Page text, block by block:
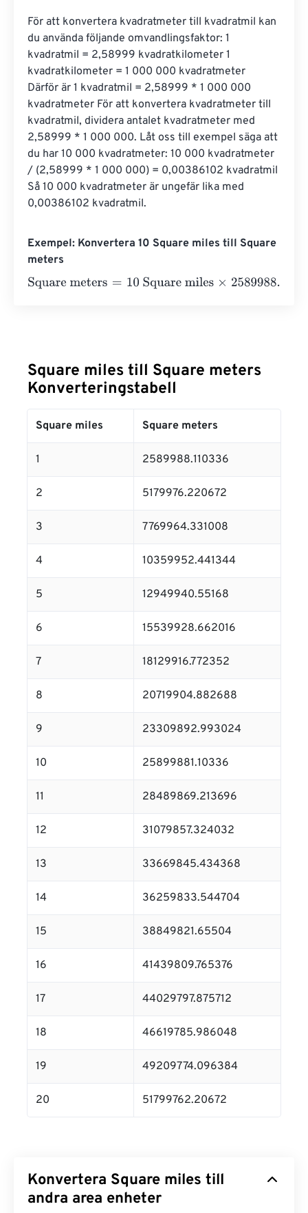
För att konvertera kvadratmeter till kvadratmil kan
du använda följande omvandlingsfaktor: 1
kvadratmil = 2,58999 kvadratkilometer 1
kvadratkilometer = 1 000 000 kvadratmeter
Därför är 1 kvadratmil = 2,58999 * 1 000 000
kvadratmeter För att konvertera kvadratmeter till
kvadratmil, dividera antalet kvadratmeter med
2,58999 * 1 000 000. Låt oss till exempel säga att
du har 10 000 kvadratmeter: 10 000 kvadratmeter
/ (2,58999 * 1 000 000) = 0,00386102 kvadratmil
Så 10 000 kvadratmeter är ungefär lika med
0,00386102 kvadratmil.
Exempel: Konvertera 10 Square miles till Square
meters
Square meters= 10 Square miles×2589988.110336
Square miles till Square meters
Konverteringstabell
Square miles Square meters
1 2589988.110336
2 5179976.220672
3 7769964.331008
4 10359952.441344
5 12949940.55168
6 15539928.662016
7 18129916.772352
8 20719904.882688
9 23309892.993024
10 25899881.10336
11 28489869.213696
12 31079857.324032
13 33669845.434368
14 36259833.544704
15 38849821.65504
16 41439809.765376
17 44029797.875712
18 46619785.986048
19 49209774.096384
20 51799762.20672
Konvertera Square miles till
andra area enheter